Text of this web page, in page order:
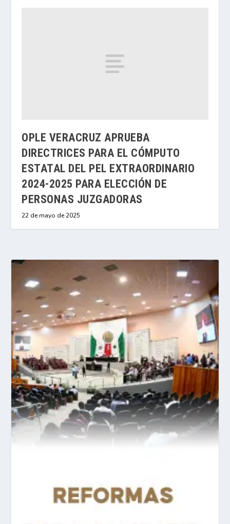
OPLE VERACRUZ APRUEBA
DIRECTRICES PARA EL CÓMPUTO
ESTATAL DEL PEL EXTRAORDINARIO
2024-2025 PARA ELECCIÓN DE
PERSONAS JUZGADORAS
22 de mayo de 2025